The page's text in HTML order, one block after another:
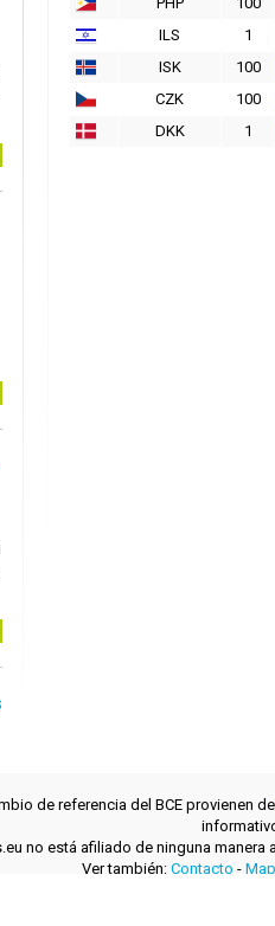
ILS
1
ISK
100
CZK
100
DKK
1
de referencia del BCE provienen del
no está afiliado de ninguna manera
Ver también: Contacto -